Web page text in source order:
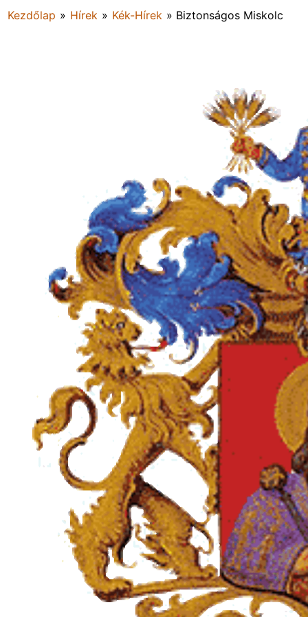
Kezdőlap » Hírek » Kék-Hírek » Biztonságos Miskolc